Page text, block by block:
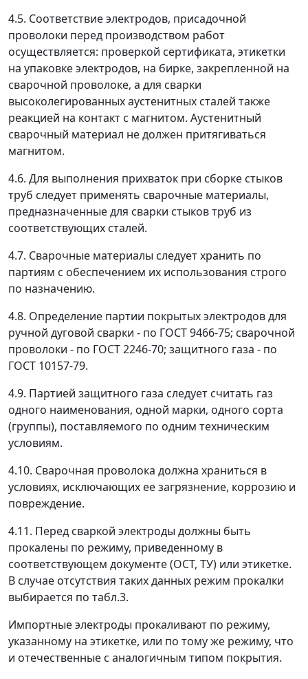
4.5. Соответствие электродов, присадочной
проволоки перед производством работ
осуществляется: проверкой сертификата, этикетки
на упаковке электродов, на бирке, закрепленной на
сварочной проволоке, а для сварки
высоколегированных аустенитных сталей также
реакцией на контакт с магнитом. Аустенитный
сварочный материал не должен притягиваться
магнитом.
4.6. Для выполнения прихваток при сборке стыков
труб следует применять сварочные материалы,
предназначенные для сварки стыков труб из
соответствующих сталей.
4.7. Сварочные материалы следует хранить по
партиям с обеспечением их использования строго
по назначению.
4.8. Определение партии покрытых электродов для
ручной дуговой сварки - по ГОСТ 9466-75; сварочной
проволоки - по ГОСТ 2246-70; защитного газа - по
ГОСТ 10157-79.
4.9. Партией защитного газа следует считать газ
одного наименования, одной марки, одного сорта
(группы), поставляемого по одним техническим
условиям.
4.10. Сварочная проволока должна храниться в
условиях, исключающих ее загрязнение, коррозию и
повреждение.
4.11. Перед сваркой электроды должны быть
прокалены по режиму, приведенному в
соответствующем документе (ОСТ, ТУ) или этикетке.
В случае отсутствия таких данных режим прокалки
выбирается по табл.3.
Импортные электроды прокаливают по режиму,
указанному на этикетке, или по тому же режиму, что
и отечественные с аналогичным типом покрытия.